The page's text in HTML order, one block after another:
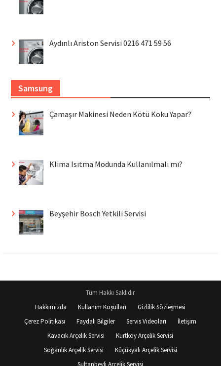
Aydınlı Ariston Servisi 0216 471 59 56
Samsung
Çamaşır Makinesi Neden Kötü Koku Yapar?
Klima Isıtma Modunda Kullanılmalı mı?
Beyşehir Bosch Yetkili Servisi
Tüm Hakkı Saklıdır
Hakkımızda
Kullanım Koşulları
Gizlilik Sözleşmesi
Çerez Politikası
Faydalı Bilgiler Servis Videoları
İletişim
Kavacık Arçelik Servisi
Kurtköy Arçelik Servisi
Soğanlık Arçelik Servisi
Küçükyalı Arçelik Servisi